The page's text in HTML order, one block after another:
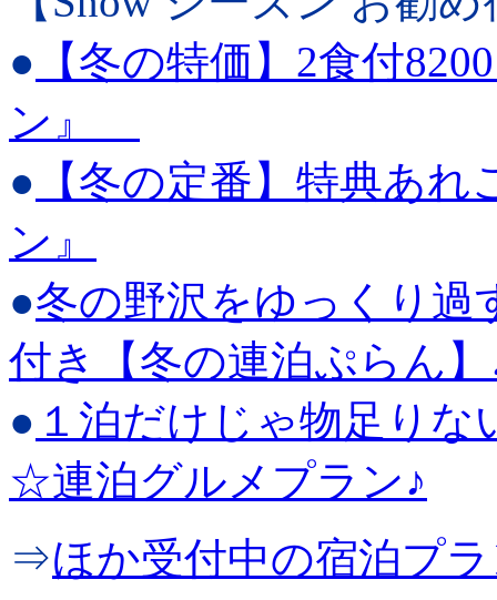
● 【冬の特価】2食付
ン』
● 【冬の定番】特典あ
ン』
●冬の野沢をゆっくり過
付き【冬の連泊ぷらん
● １泊だけじゃ物足り
☆連泊グルメプラン♪
⇒ほか受付中の宿泊プ